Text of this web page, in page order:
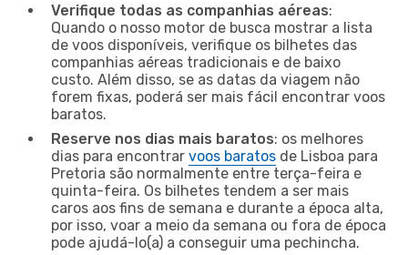
Verifique todas as companhias aéreas:
Quando o nosso motor de busca mostrar a lista
de voos disponíveis, verifique os bilhetes das
companhias aéreas tradicionais e de baixo
custo. Além disso, se as datas da viagem não
forem fixas, poderá ser mais fácil encontrar voos
baratos.
Reserve nos dias mais baratos: os melhores
dias para encontrar voos baratos de Lisboa para
Pretoria são normalmente entre terça-feira e
quinta-feira. Os bilhetes tendem a ser mais
caros aos fins de semana e durante a época alta,
por isso, voar a meio da semana ou fora de época
pode ajudá-lo(a) a conseguir uma pechincha.